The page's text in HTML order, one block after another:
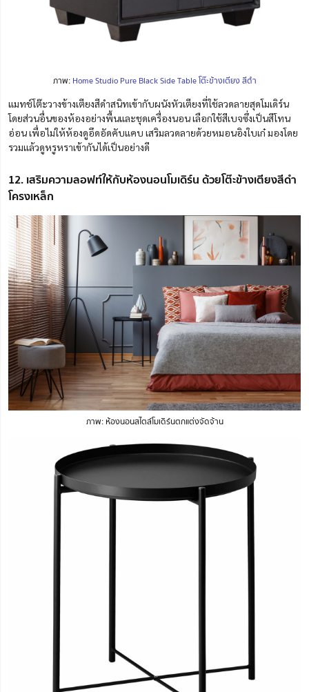
ภาพ: Home Studio Pure Black Side Table โต๊ะข้างเตียง สีดำ
แมทช์โต๊ะวางข้างเตียงสีดำสนิทเข้ากับผนังหัวเตียงที่ใช้ลวดลายสุดโมเดิร์น
โดยส่วนอื่นของห้องอย่างพื้นและชุดเครื่องนอน เลือกใช้สีเบจซึ่งเป็นสีโทน
อ่อน เพื่อไม่ให้ห้องดูอึดอัดคับแคบ เสริมลวดลายด้วยหมอนอิงใบเก๋ มองโดย
รวมแล้วดูหรูหราเข้ากันได้เป็นอย่างดี
12. เสริมความลอฟท์ให้กับห้องนอนโมเดิร์น ด้วยโต๊ะข้างเตียงสีดำ
โครงเหล็ก
ภาพ: ห้องนอนสไตล์โมเดิร์นตกแต่งจัดจ้าน